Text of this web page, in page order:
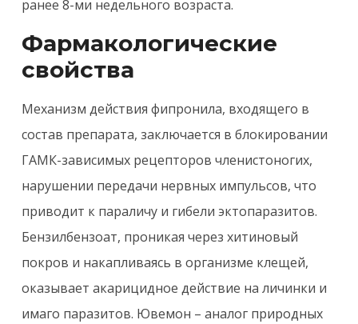
ранее 8-ми недельного возраста.
Фармакологические
свойства
Механизм действия фипронила, входящего в
состав препарата, заключается в блокировании
ГАМК-зависимых рецепторов членистоногих,
нарушении передачи нервных импульсов, что
приводит к параличу и гибели эктопаразитов.
Бензилбензоат, проникая через хитиновый
покров и накапливаясь в организме клещей,
оказывает акарицидное действие на личинки и
имаго паразитов. Ювемон – аналог природных